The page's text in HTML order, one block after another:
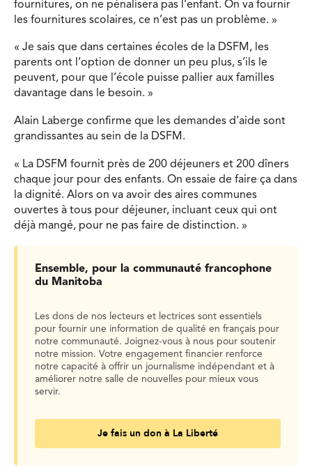
fournitures, on ne pénalisera pas l’enfant. On va fournir
les fournitures scolaires, ce n’est pas un problème. »
« Je sais que dans certaines écoles de la DSFM, les
parents ont l’option de donner un peu plus, s’ils le
peuvent, pour que l’école puisse pallier aux familles
davantage dans le besoin. »
Alain Laberge confirme que les demandes d’aide sont
grandissantes au sein de la DSFM.
« La DSFM fournit près de 200 déjeuners et 200 dîners
chaque jour pour des enfants. On essaie de faire ça dans
la dignité. Alors on va avoir des aires communes
ouvertes à tous pour déjeuner, incluant ceux qui ont
déjà mangé, pour ne pas faire de distinction. »
Ensemble, pour la communauté francophone
du Manitoba
Les dons de nos lecteurs et lectrices sont essentiels
pour fournir une information de qualité en français pour
notre communauté. Joignez-vous à nous pour soutenir
notre mission. Votre engagement financier renforce
notre capacité à offrir un journalisme indépendant et à
améliorer notre salle de nouvelles pour mieux vous
servir.
Je fais un don à La Liberté